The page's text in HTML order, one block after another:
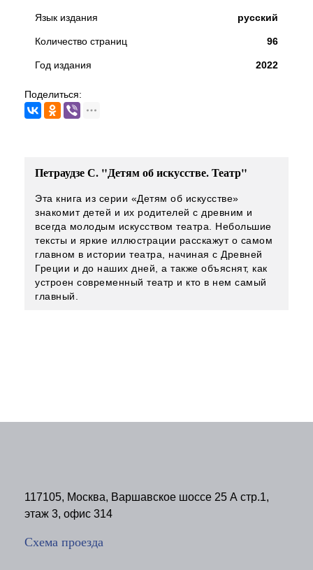
Язык издания русский
Количество страниц 96
Год издания 2022
Поделиться:
Петраудзе С. "Детям об искусстве. Театр"
Эта книга из серии «Детям об искусстве»
знакомит детей и их родителей с древним и
всегда молодым искусством театра. Небольшие
тексты и яркие иллюстрации расскажут о самом
главном в истории театра, начиная с Древней
Греции и до наших дней, а также объяснят, как
устроен современный театр и кто в нем самый
главный.
117105, Москва, Варшавское шоссе 25 А стр.1,
этаж 3, офис 314
Схема проезда